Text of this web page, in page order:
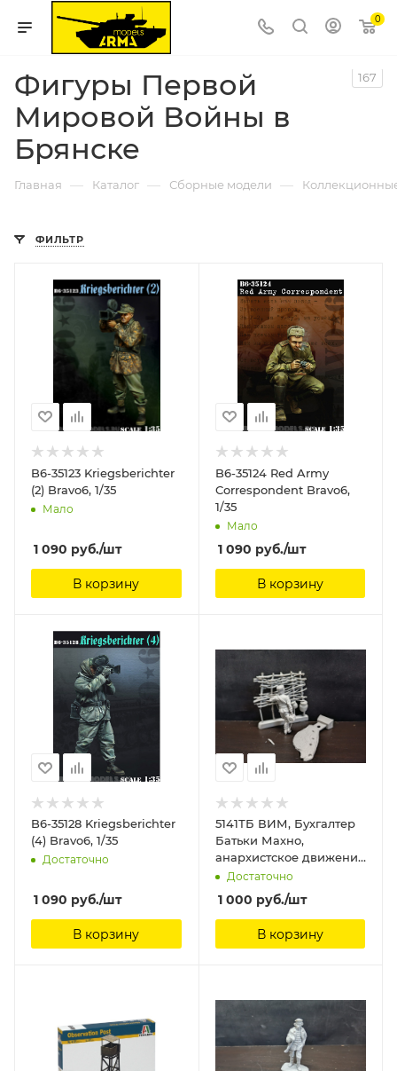
0
Фигуры Первой
Мировой Войны в
Брянске
167
Главная — Каталог — Сборные модели —
ФИЛЬТР
B6-35123 Kriegsberichter
(2) Bravo6, 1/35
Мало
1 090 руб./шт
В корзину
B6-35124 Red Army
Correspondent Bravo6,
1/35
Мало
1 090 руб./шт
В корзину
B6-35128 Kriegsberichter
(4) Bravo6, 1/35
Достаточно
1 090 руб./шт
В корзину
5141ТБ ВИМ, Бухгалтер
Батьки Махно,
анархистское движение
Три Богатыря, 54 мм
Достаточно
1 000 руб./шт
В корзину